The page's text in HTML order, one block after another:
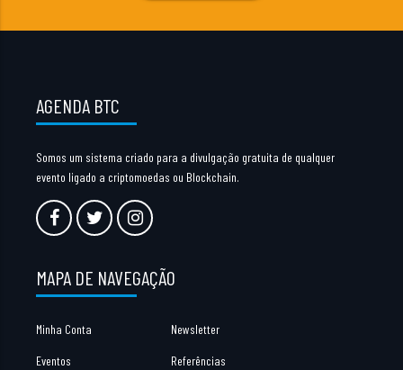
AGENDA BTC
Somos um sistema criado para a divulgação gratuita de qualquer
evento ligado a criptomoedas ou Blockchain.
MAPA DE NAVEGAÇÃO
Minha Conta Newsletter
Eventos Referências